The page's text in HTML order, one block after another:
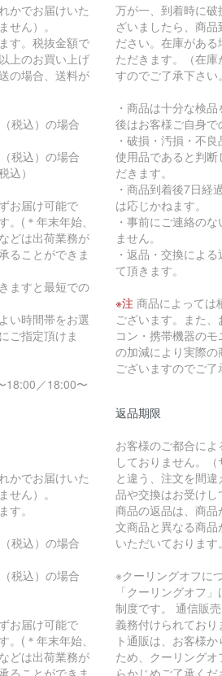
かでお届けいた
せん）。
す。税抜金額で
上のお買い上げ
の場合、送料が
税込）の場合
税込）の場合
込）
お届け可能で
。(＊年末年始、
どは出荷業務が
ることができま
ますと最短での
い時間帯をお選
ご指定頂けま
18:00／18:00〜
かでお届けいた
せん）。
。
税込）の場合
税込）の場合
お届け可能で
。(＊年末年始、
どは出荷業務が
ることができま
万が一、到着時に
ざいましたら、商
ださい。在庫があ
ただきます。（在
すのでご了承下さい
・商品は十分な検
後はお客様ご自身で
・破損・汚損・不
使用品であると判
だきます。
・商品到着後7日経
は応じかねます。
・事前にご連絡の
ません。
・返品・交換によ
て頂きます。
※注 商品によっては
ございます。また
コン・携帯機器の
の加減により実際
ございますのでご了
返品期限
お客様のご都合に
しておりません。
と違う、注文を間
品や交換はお受けし
商品の返品は、商
文商品と異なる商
いただいております。
※クーリングオフに
「クーリングオフ
制度です。 通信販
義務付けられてお
ト通販は、お客様
ため、クーリング
らかじめご了承くだ